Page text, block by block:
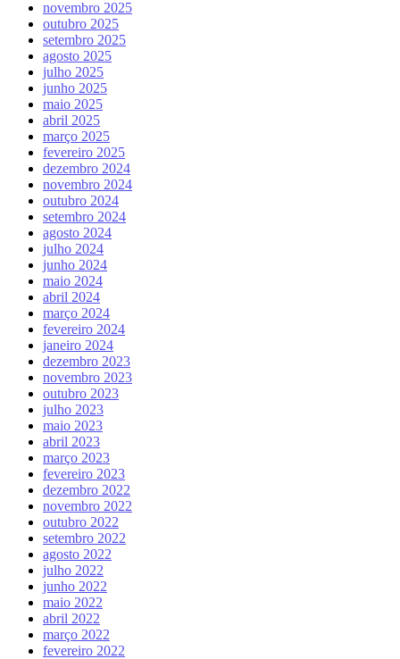
novembro 2025
outubro 2025
setembro 2025
agosto 2025
julho 2025
junho 2025
maio 2025
abril 2025
março 2025
fevereiro 2025
dezembro 2024
novembro 2024
outubro 2024
setembro 2024
agosto 2024
julho 2024
junho 2024
maio 2024
abril 2024
março 2024
fevereiro 2024
janeiro 2024
dezembro 2023
novembro 2023
outubro 2023
julho 2023
maio 2023
abril 2023
março 2023
fevereiro 2023
dezembro 2022
novembro 2022
outubro 2022
setembro 2022
agosto 2022
julho 2022
junho 2022
maio 2022
abril 2022
março 2022
fevereiro 2022